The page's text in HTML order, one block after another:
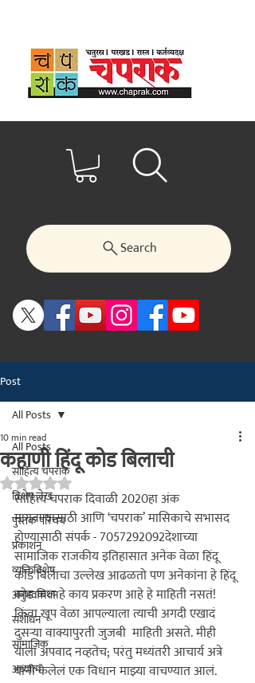
Search
२००२ पासून...
Post
All Posts
साहित्य चपराक
विशेष लेख
पुस्तक परिचय
प्रकाशन
व्यक्तिविशेष
अनुभवकथन
संशोधन
सामाजिक
अध्यात्म
All Posts
कहाणी हिंदू कोड बिलाची
10 min read
Rated NaN out of 5 stars.
साहित्य चपराक दिवाळी 2020हा अंक
मागवण्यासाठी आणि ‘चपराक’ मासिकाचे सभासद
होण्यासाठी संपर्क - 7057292092देशाच्या
सामाजिक राजकीय इतिहासात अनेक वेळा हिंदू
कोड बिलाचा उल्लेख आढळतो पण अनेकांना हे हिंदू
कोड बिल हे काय प्रकरण आहे हे माहिती नसतं!
किंवा खूप वेळा आपल्याला त्याची अगदी एखादं
दुसर्‍या वाक्यापुरती जुजबी  माहिती असते. मीही
याला अपवाद नव्हतेच; परंतु मध्यंतरी आचार्य अत्रे
यांनी केलेलं एक विधान माझ्या वाचण्यात आलं.